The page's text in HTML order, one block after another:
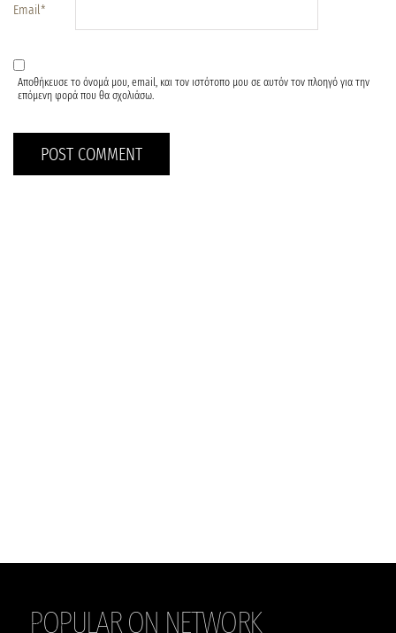
Email*
Αποθήκευσε το όνομά μου, email, και τον ιστότοπο μου σε αυτόν τον πλοηγό για την
επόμενη φορά που θα σχολιάσω.
POPULAR ON NETWORK
THE DAILY